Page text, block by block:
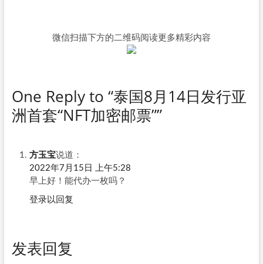
微信扫描下方的二维码阅读更多精彩内容
One Reply to “泰国8月14日发行亚
洲首套“NFT加密邮票””
方玉宝说道：
2022年7月15日 上午5:28
早上好！能代办一枚吗？
登录以回复
发表回复